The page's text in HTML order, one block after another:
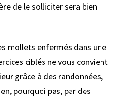
de le solliciter sera bien
mollets enfermés dans une
ciblés ne vous convient
grâce à des randonnées,
pourquoi pas, par des